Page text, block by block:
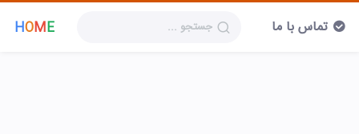
HOME تماس با ما